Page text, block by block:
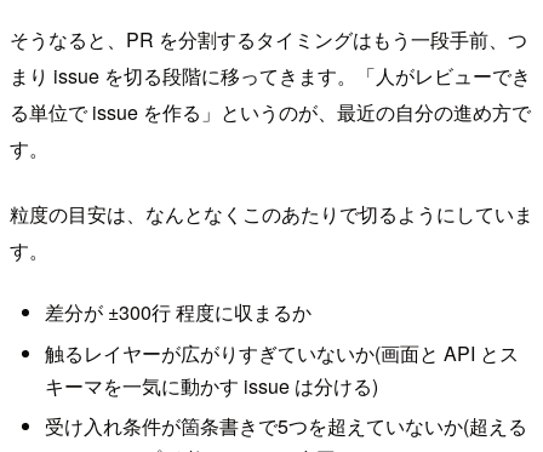
そうなると、PR を分割するタイミングはもう一段手前、つ
まり issue を切る段階に移ってきます。「人がレビューでき
る単位で issue を作る」というのが、最近の自分の進め方で
す。
粒度の目安は、なんとなくこのあたりで切るようにしていま
す。
差分が ±300行 程度に収まるか
触るレイヤーが広がりすぎていないか(画面と API とス
キーマを一気に動かす issue は分ける)
受け入れ条件が箇条書きで5つを超えていないか(超える